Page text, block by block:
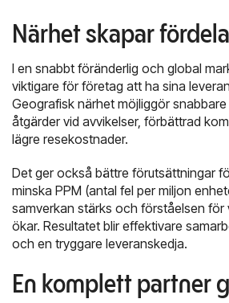
Närhet skapar
I en snabbt föränderlig och global
viktigare för företag att ha sina
Geografisk närhet möjliggör
åtgärder vid avvikelser, förbättrad
lägre resekostnader.
Det ger också bättre förutsättningar
minska PPM (antal fel per miljon
samverkan stärks och förståelsen för
ökar. Resultatet blir effektivare
och en tryggare leveranskedja.
En komplett partner